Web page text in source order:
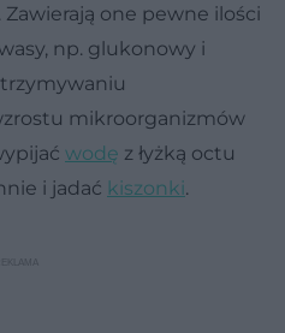
one pewne ilości
np. glukonowy i
mikroorganizmów
wodę z łyżką octu
i jadać kiszonki.